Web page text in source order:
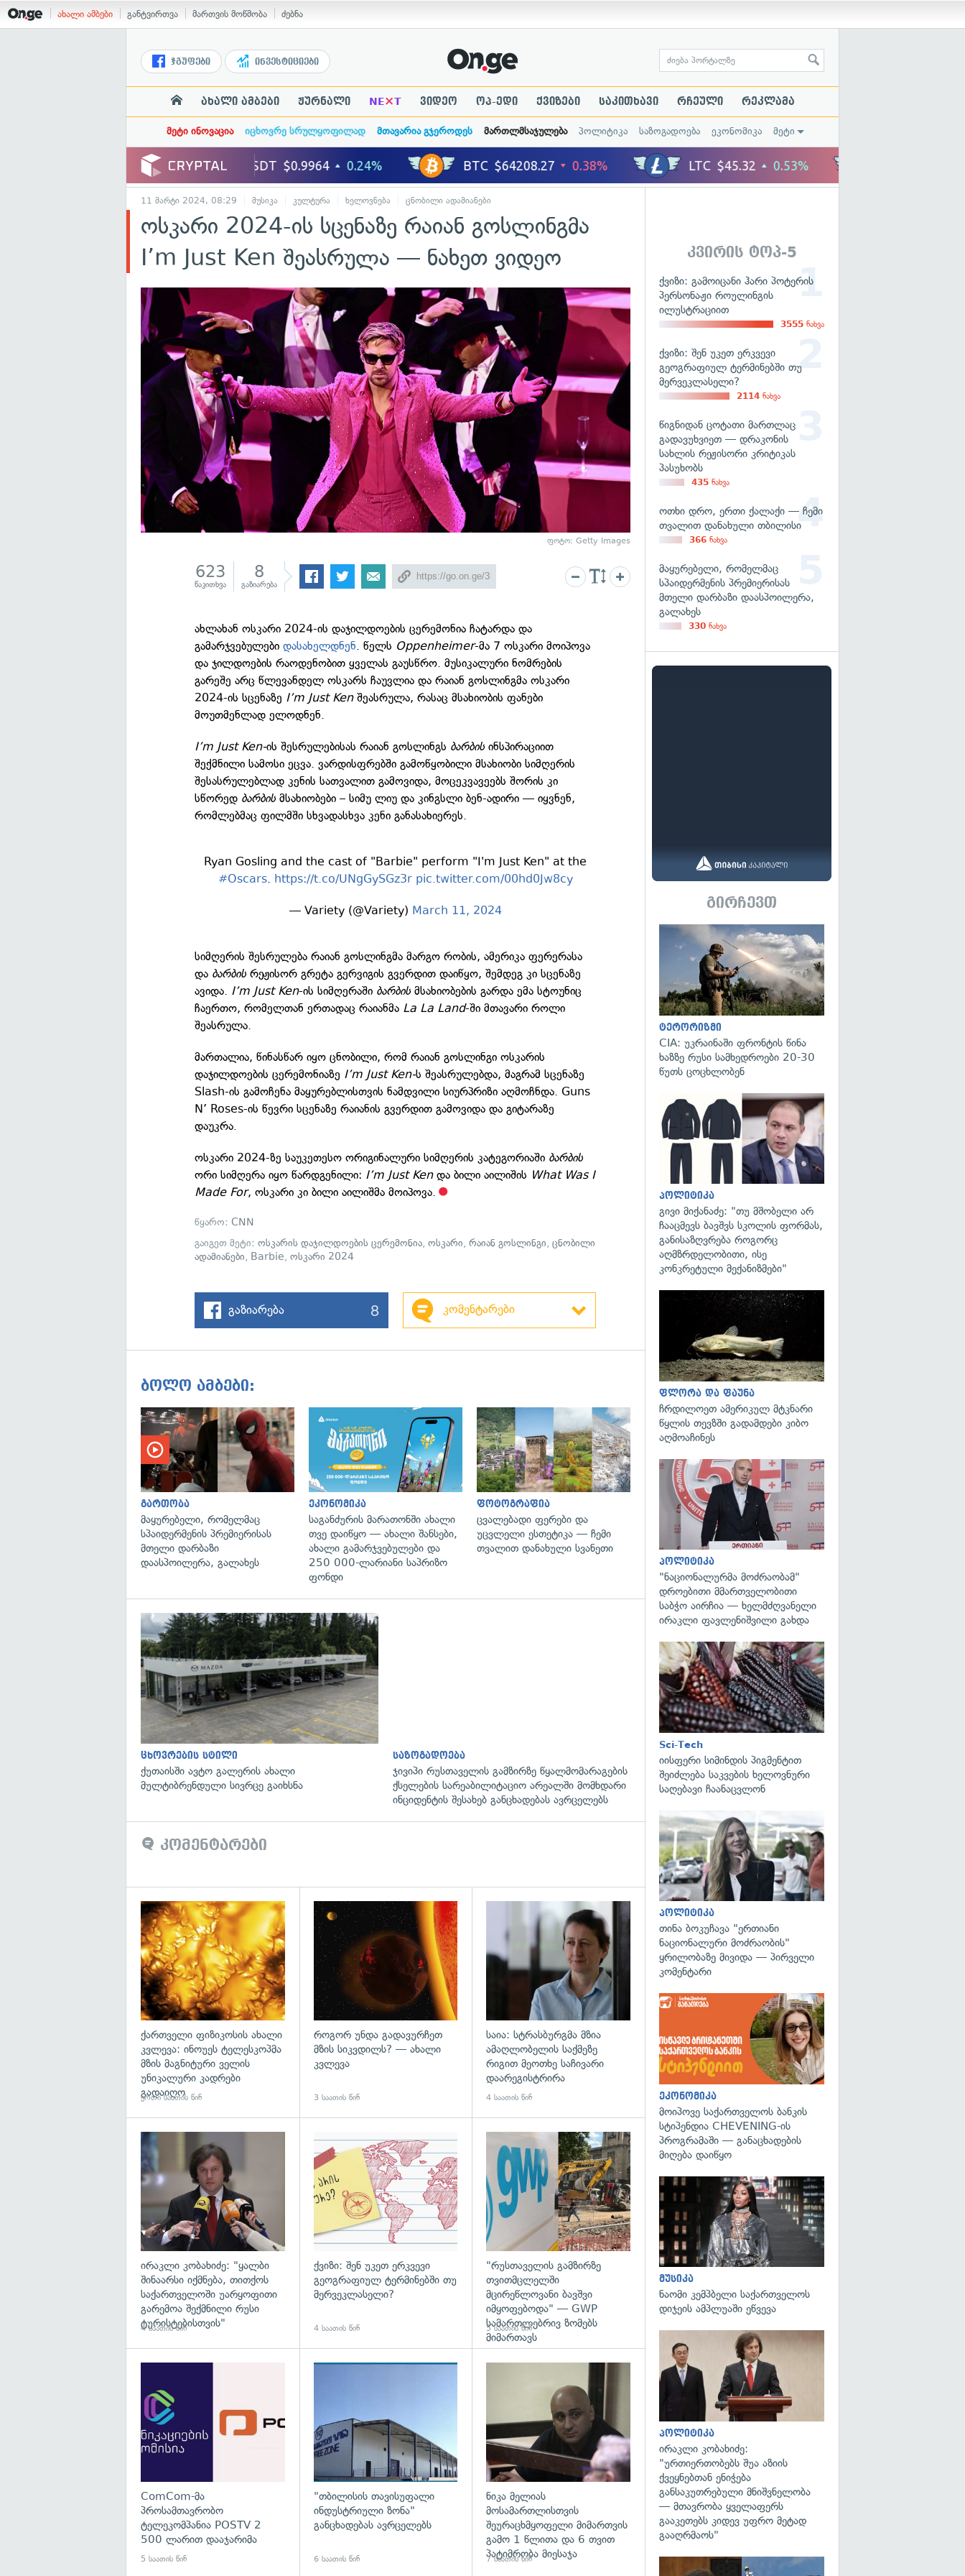
ახალი ამბები განტვირთვა მართვის მოწმობა ძებნა
ჯგუფები ინვესტიციები
ახალი ამბები ჟურნალი NE×T ვიდეო ოპ-ედი ქვიზები საკითხავი რჩეული რეკლამა
მეტი ინოვაცია იცხოვრე სრულყოფილად მთავარია გჯეროდეს მართლმსაჯულება პოლიტიკა საზოგადოება ეკონომიკა მეტი
11 მარტი 2024, 08:29 მუსიკა კულტურა ხელოვნება ცნობილი ადამიანები
ოსკარი 2024-ის სცენაზე რაიან გოსლინგმა
I’m Just Ken შეასრულა — ნახეთ ვიდეო
ფოტო: Getty Images
623
წაკითხვა
8
გაზიარება
ახლახან ოსკარი 2024-ის დაჯილდოების ცერემონია ჩატარდა და
გამარჯვებულებიდასახელდნენ. წელს Oppenheimer-მა 7 ოსკარი მოიპოვა
და ჯილდოების რაოდენობით ყველას გაუსწრო. მუსიკალური ნომრების
გარეშე არც წლევანდელ ოსკარს ჩაუვლია და რაიან გოსლინგმა ოსკარი
2024-ის სცენაზე I’m Just Kenშეასრულა, რასაც მსახიობის ფანები
მოუთმენლად ელოდნენ.
I’m Just Ken-ის შესრულებისას რაიან გოსლინგს ბარბისინსპირაციით
შექმნილი სამოსი ეცვა. ვარდისფრებში გამოწყობილი მსახიობი სიმღერის
შესასრულებლად კენის სათვალით გამოვიდა, მოცეკვავეებს შორის კი
სწორედ ბარბისმსახიობები – სიმუ ლიუ და კინგსლი ბენ-ადირი — იყვნენ,
რომლებმაც ფილმში სხვადასხვა კენი განასახიერეს.
Ryan Gosling and the cast of "Barbie" perform "I'm Just Ken" at the
#Oscars. https://t.co/UNgGySGz3r pic.twitter.com/00hd0Jw8cy
— Variety (@Variety) March 11, 2024
სიმღერის შესრულება რაიან გოსლინგმა მარგო რობის, ამერიკა ფერერასა
და ბარბისრეჟისორ გრეტა გერვიგის გვერდით დაიწყო, შემდეგ კი სცენაზე
ავიდა. I’m Just Ken-ის სიმღერაში ბარბისმსახიობების გარდა ემა სტოუნიც
ჩაერთო, რომელთან ერთადაც რაიანმა La La Land-ში მთავარი როლი
შეასრულა.
მართალია, წინასწარ იყო ცნობილი, რომ რაიან გოსლინგი ოსკარის
დაჯილდოების ცერემონიაზე I’m Just Ken-ს შეასრულებდა, მაგრამ სცენაზე
Slash-ის გამოჩენა მაყურებლისთვის ნამდვილი სიურპრიზი აღმოჩნდა. Guns
N’ Roses-ის წევრი სცენაზე რაიანის გვერდით გამოვიდა და გიტარაზე
დაუკრა.
ოსკარი 2024-ზე საუკეთესო ორიგინალური სიმღერის კატეგორიაში ბარბის
ორი სიმღერა იყო წარდგენილი: I’m Just Kenდა ბილი აილიშის What Was I
Made For, ოსკარი კი ბილი აილიშმა მოიპოვა.
წყარო:CNN
გაიგეთ მეტი:ოსკარის დაჯილდოების ცერემონია,ოსკარი,რაიან გოსლინგი,ცნობილი
ადამიანები, Barbie,ოსკარი 2024
გაზიარება 8 კომენტარები
ბოლო ამბები:
გართობა
მაყურებელი, რომელმაც
სპაიდერმენის პრემიერისას
მთელი დარბაზი
დაასპოილერა, გალახეს
ეკონომიკა
საგანძურის მარათონში ახალი
თვე დაიწყო — ახალი შანსები,
ახალი გამარჯვებულები და
250 000-ლარიანი საპრიზო
ფონდი
გადახედვა
ფოტოგრაფია
ცვალებადი ფერები და
უცვლელი ესთეტიკა — ჩემი
თვალით დანახული სვანეთი
ცხოვრების სტილი
ქუთაისში ავტო გალერის ახალი
მულტიბრენდული სივრცე გაიხსნა
საზოგადოება
ჯივიპი რუსთაველის გამზირზე წყალმომარაგების
ქსელების სარეაბილიტაციო არეალში მომხდარი
ინციდენტის შესახებ განცხადებას ავრცელებს
კომენტარები
გადახედვა
ქართველი ფიზიკოსის ახალი
კვლევა: ინოუეს ტელესკოპმა
მზის მაგნიტური ველის
უნიკალური კადრები
გადაიღო
ერთი საათის წინ
როგორ უნდა გადავურჩეთ
მზის სიკვდილს? — ახალი
კვლევა
3 საათის წინ
გადახედვა
საია: სტრასბურგმა მზია
ამაღლობელის საქმეზე
რიგით მეოთხე საჩივარი
დაარეგისტრირა
4 საათის წინ
გადახედვა
ირაკლი კობახიძე: "ყალბი
შინაარსი იქმნება, თითქოს
საქართველოში უარყოფითი
გარემოა შექმნილი რუსი
ტურისტებისთვის"
4 საათის წინ
ქვიზი: შენ უკეთ ერკვევი
გეოგრაფიულ ტერმინებში თუ
მერვეკლასელი?
4 საათის წინ
გადახედვა
"რუსთაველის გამზირზე
თვითმცლელში
მცირეწლოვანი ბავშვი
იმყოფებოდა" — GWP
სამართლებრივ ზომებს
მიმართავს
5 საათის წინ
ComCom-მა
პროსამთავრობო
ტელეკომპანია POSTV 2
500 ლარით დააჯარიმა
5 საათის წინ
"თბილისის თავისუფალი
ინდუსტრიული ზონა"
განცხადებას ავრცელებს
6 საათის წინ
გადახედვა
ნიკა მელიას
მოსამართლისთვის
შეურაცხმყოფელი მიმართვის
გამო 1 წლითა და 6 თვით
პატიმრობა მიესაჯა
7 საათის წინ
კვირის ტოპ-5
ქვიზი: გამოიცანი ჰარი პოტერის
პერსონაჟი როულინგის
ილუსტრაციით
3555 ნახვა
ქვიზი: შენ უკეთ ერკვევი
გეოგრაფიულ ტერმინებში თუ
მერვეკლასელი?
2114 ნახვა
წიგნიდან ცოტათი მართლაც
გადავუხვიეთ — დრაკონის
სახლის რეჟისორი კრიტიკას
პასუხობს
435 ნახვა
ოთხი დრო, ერთი ქალაქი — ჩემი
თვალით დანახული თბილისი
366 ნახვა
მაყურებელი, რომელმაც
სპაიდერმენის პრემიერისას
მთელი დარბაზი დაასპოილერა,
გალახეს
330 ნახვა
გირჩევთ
ტერორიზმი
CIA: უკრაინაში ფრონტის წინა
ხაზზე რუსი სამხედროები 20-30
წუთს ცოცხლობენ
პოლიტიკა
გივი მიქანაძე: "თუ მშობელი არ
ჩააცმევს ბავშვს სკოლის ფორმას,
განისაზღვრება როგორც
აღმზრდელობითი, ისე
კონკრეტული მექანიზმები"
ფლორა და ფაუნა
ჩრდილოეთ ამერიკულ მტკნარი
წყლის თევზში გადამდები კიბო
აღმოაჩინეს
პოლიტიკა
"ნაციონალურმა მოძრაობამ"
დროებითი მმართველობითი
საბჭო აირჩია — ხელმძღვანელი
ირაკლი ფავლენიშვილი გახდა
Sci-Tech
იისფერი სიმინდის პიგმენტით
შეიძლება საკვების ხელოვნური
საღებავი ჩაანაცვლონ
პოლიტიკა
თინა ბოკუჩავა "ერთიანი
ნაციონალური მოძრაობის"
ყრილობაზე მივიდა — პირველი
კომენტარი
ეკონომიკა
მოიპოვე საქართველოს ბანკის
სტიპენდია CHEVENING-ის
პროგრამაში — განაცხადების
მიღება დაიწყო
მუსიკა
ნაომი კემპბელი საქართველოს
დიჯეის ამპლუაში ეწვევა
პოლიტიკა
ირაკლი კობახიძე:
"ურთიერთობებს შუა აზიის
ქვეყნებთან ენიჭება
განსაკუთრებული მნიშვნელობა
— მთავრობა ყველაფერს
გააკეთებს კიდევ უფრო მეტად
გააღრმაოს"